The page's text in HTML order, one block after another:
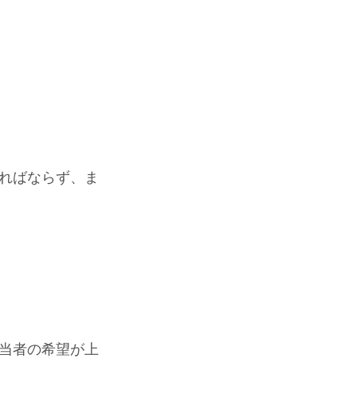
ばならず、ま
者の希望が上